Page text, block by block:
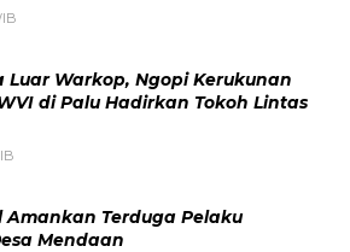
Luar Warkop, Ngopi Kerukunan
di Palu Hadirkan Tokoh Lintas
Amankan Terduga Pelaku
Mendaan